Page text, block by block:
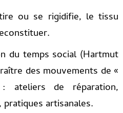
ou se rigidifie, le tissu
du temps social (Hartmut
des mouvements de «
ateliers de réparation,
artisanales.